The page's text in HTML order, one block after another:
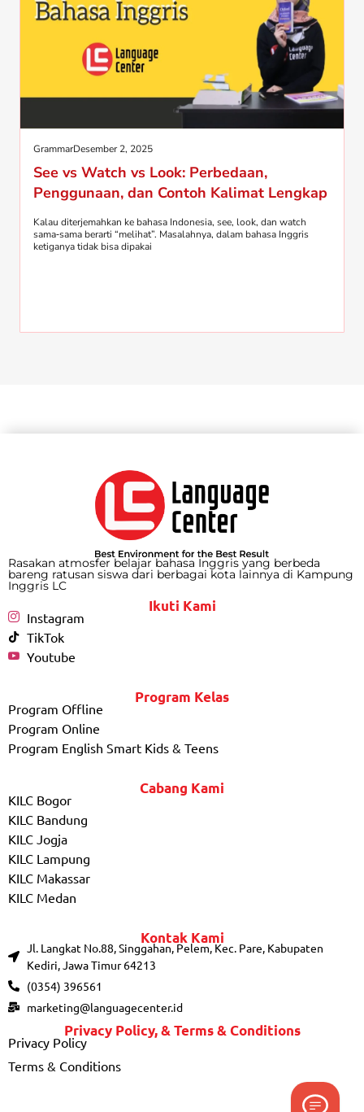
GrammarDesember 2, 2025
See vs Watch vs Look: Perbedaan,
Penggunaan, dan Contoh Kalimat Lengkap
Kalau diterjemahkan ke bahasa Indonesia, see, look, dan watch
sama‑sama berarti “melihat”. Masalahnya, dalam bahasa Inggris
ketiganya tidak bisa dipakai
Rasakan atmosfer belajar bahasa Inggris yang berbeda
bareng ratusan siswa dari berbagai kota lainnya di Kampung
Inggris LC
Ikuti Kami
Instagram
TikTok
Youtube
Program Kelas
Program Offline
Program Online
Program English Smart Kids & Teens
Cabang Kami
KILC Bogor
KILC Bandung
KILC Jogja
KILC Lampung
KILC Makassar
KILC Medan
Kontak Kami
Jl. Langkat No.88, Singgahan, Pelem, Kec. Pare, Kabupaten
Kediri, Jawa Timur 64213
(0354) 396561
marketing@languagecenter.id
Privacy Policy, & Terms & Conditions
Privacy Policy
Terms & Conditions